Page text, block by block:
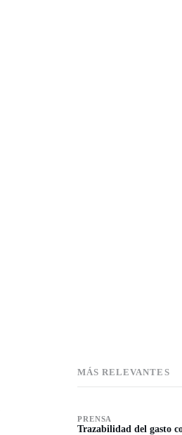
MÁS RELEVANTES
PRENSA
Trazabilidad del gasto